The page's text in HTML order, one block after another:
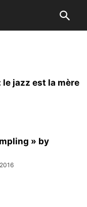
le jazz est la mère
» by